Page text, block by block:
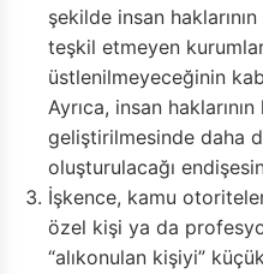
şekilde insan
teşkil etmeyen
üstlenilmeyeceğinin
Ayrıca, insan
geliştirilmesinde daha
oluşturulacağı
İşkence, kamu
özel kişi ya da
“alıkonulan kişiyi”